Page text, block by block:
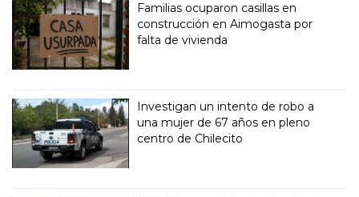
Familias ocuparon casillas en
construcción en Aimogasta por
falta de vivienda
Investigan un intento de robo a
una mujer de 67 años en pleno
centro de Chilecito